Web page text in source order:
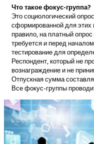
Что такое фокус-группа?
Это социологический
сформированной для этих
правило, на платный
требуется и перед
тестирование для
Респондент, который не
вознаграждение и не
Отпускная сумма
Все фокус-группы